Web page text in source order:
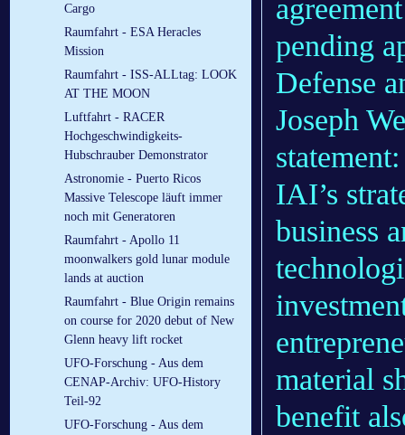
Cargo
Raumfahrt - ESA Heracles
Mission
Raumfahrt - ISS-ALLtag: LOOK
AT THE MOON
Luftfahrt - RACER
Hochgeschwindigkeits-
Hubschrauber Demonstrator
Astronomie - Puerto Ricos
Massive Telescope läuft immer
noch mit Generatoren
Raumfahrt - Apollo 11
moonwalkers gold lunar module
lands at auction
Raumfahrt - Blue Origin remains
on course for 2020 debut of New
Glenn heavy lift rocket
UFO-Forschung - Aus dem
CENAP-Archiv: UFO-History
Teil-92
UFO-Forschung - Aus dem
pending
Defense
Joseph
IAI’s
business
material
benefit